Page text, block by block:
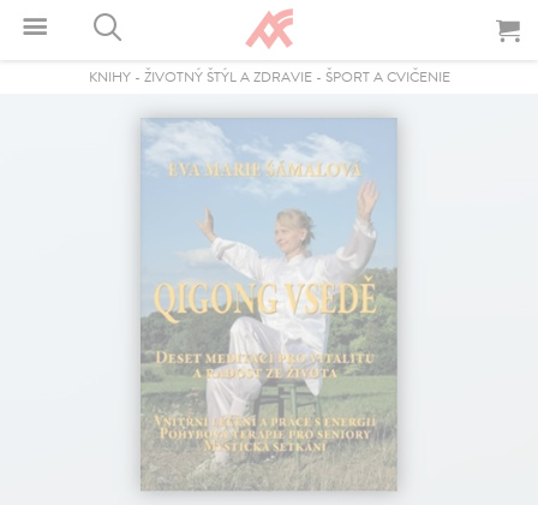
KNIHY- ŽIVOTNÝ ŠTÝL A ZDRAVIE- ŠPORT A CVIČENIE